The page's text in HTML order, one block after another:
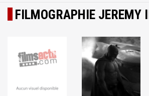
FILMOGRAPHIE JEREMY